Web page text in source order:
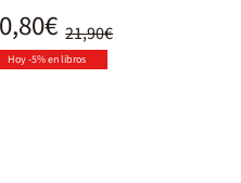
21,90€
Hoy -5% en libros